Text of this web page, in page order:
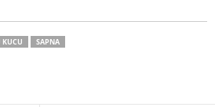
KUCU SAPNA